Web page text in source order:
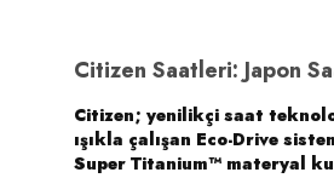
Citizen; yenilikçi saat
ışıkla çalışan Eco-Drive
Super Titanium™ materyal